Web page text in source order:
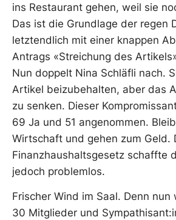
ins Restaurant gehen, weil sie
Das ist die Grundlage der regen
letztendlich mit einer knappen
Antrags «Streichung des
Nun doppelt Nina Schläfli nach.
Artikel beizubehalten, aber das
zu senken. Dieser
69 Ja und 51 angenommen.
Wirtschaft und gehen zum Geld.
Finanzhaushaltsgesetz schaffte
jedoch problemlos.
Frischer Wind im Saal. Denn
30 Mitglieder und